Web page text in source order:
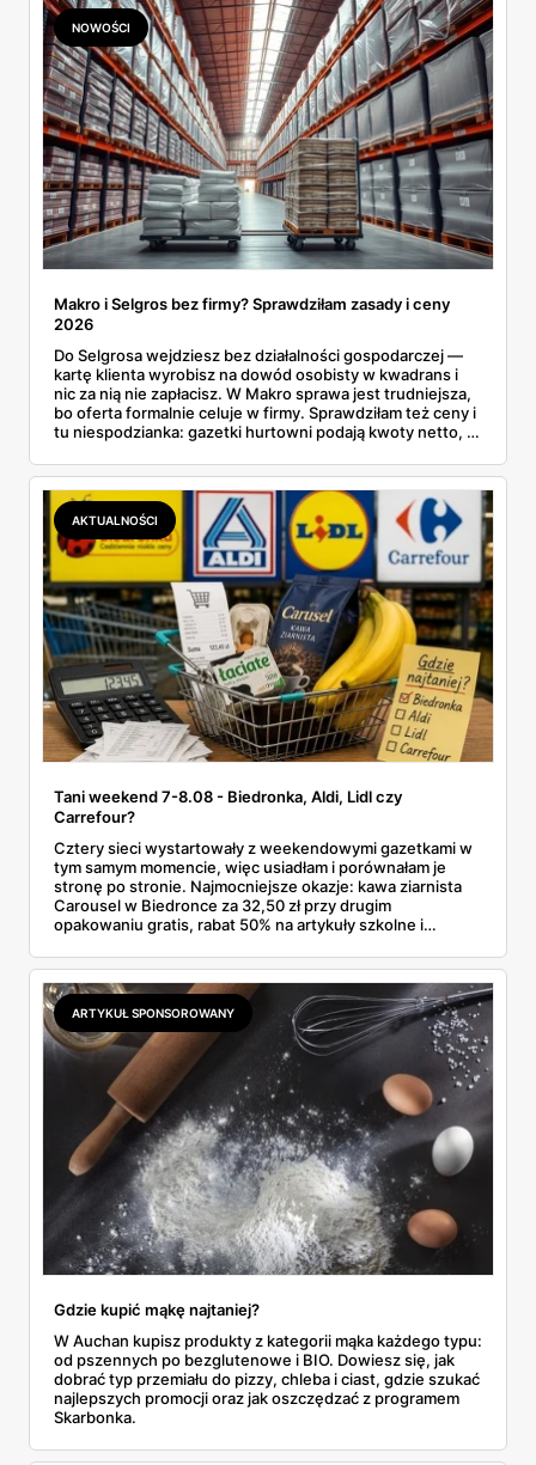
NOWOŚCI
Makro i Selgros bez firmy? Sprawdziłam zasady i ceny
2026
Do Selgrosa wejdziesz bez działalności gospodarczej —
kartę klienta wyrobisz na dowód osobisty w kwadrans i
nic za nią nie zapłacisz. W Makro sprawa jest trudniejsza,
bo oferta formalnie celuje w firmy. Sprawdziłam też ceny i
tu niespodzianka: gazetki hurtowni podają kwoty netto, a
zawsze wygrywa — ta sama kawa ziarnista kosztuje w
Makro ponad dwa razy więcej niż w weekendowej
promocji dyskontu.
AKTUALNOŚCI
Tani weekend 7-8.08 - Biedronka, Aldi, Lidl czy
Carrefour?
Cztery sieci wystartowały z weekendowymi gazetkami w
tym samym momencie, więc usiadłam i porównałam je
stronę po stronie. Najmocniejsze okazje: kawa ziarnista
Carousel w Biedronce za 32,50 zł przy drugim
opakowaniu gratis, rabat 50% na artykuły szkolne i
2,99 zł za kilogram, ale wyłącznie w sobotę z aplikacją. Aldi
odpowiada masłem za 2,99 zł. Werdykt w skrócie:
najwięcej wyciśniesz z Biedronki, po świeże warzywa jedź
do Aldi.
ARTYKUŁ SPONSOROWANY
Gdzie kupić mąkę najtaniej?
W Auchan kupisz produkty z kategorii mąka każdego typu:
od pszennych po bezglutenowe i BIO. Dowiesz się, jak
dobrać typ przemiału do pizzy, chleba i ciast, gdzie szukać
najlepszych promocji oraz jak oszczędzać z programem
Skarbonka.